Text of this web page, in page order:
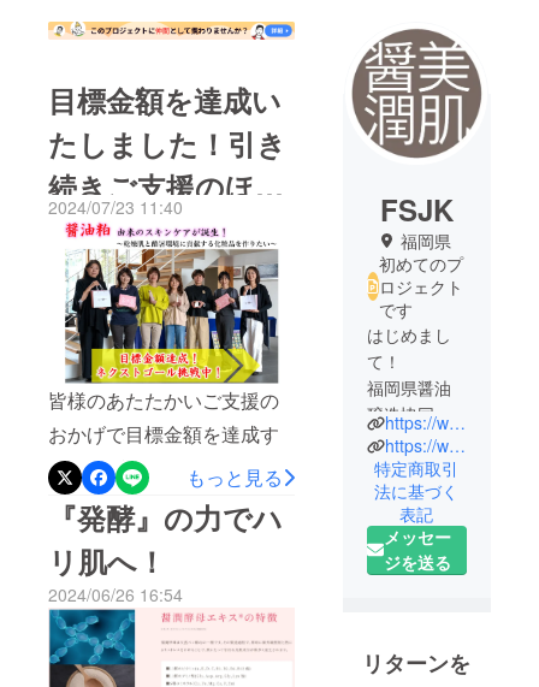
目標金額を達成い
たしました！引き
続きご支援のほ
ど、よろしくお願
いいたします！
2024/07/23 11:40
皆様のあたたかいご支援の
おかげで目標金額を達成す
ることができました！ご支
援いただいた皆様、本当に
ありがとうございます！さ
らに多くの皆様に「美肌醤
潤URUOIN ウルオイン」を
お届けするため、ネクスト
ゴール15万円に挑戦いたし
もっと見る
『発酵』の力でハ
リ肌へ！
2024/06/26 16:54
FSJK
福岡県
初めてのプ
ロジェクト
です
はじめまし
て！
福岡県醤油
醸造協同組
合です！
「美肌醤潤
URUOIN ウ
ルオイン」
プロジェク
た！
https://www.fsjk.or.jp
https://www.youtube.com/@uruoinc24
特定商取引
法に基づく
表記
メッセー
ジを送る
リターンを